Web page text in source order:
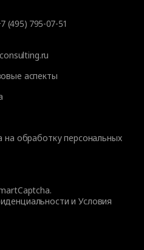
(495) 795-07-51
аспекты
на обработку персональных
иУсловия